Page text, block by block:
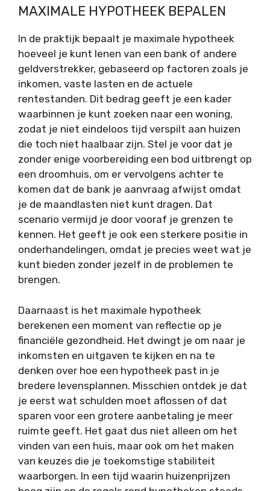
MAXIMALE HYPOTHEEK BEPALEN
In de praktijk bepaalt je maximale hypotheek
hoeveel je kunt lenen van een bank of andere
geldverstrekker, gebaseerd op factoren zoals je
inkomen, vaste lasten en de actuele
rentestanden. Dit bedrag geeft je een kader
waarbinnen je kunt zoeken naar een woning,
zodat je niet eindeloos tijd verspilt aan huizen
die toch niet haalbaar zijn. Stel je voor dat je
zonder enige voorbereiding een bod uitbrengt op
een droomhuis, om er vervolgens achter te
komen dat de bank je aanvraag afwijst omdat
je de maandlasten niet kunt dragen. Dat
scenario vermijd je door vooraf je grenzen te
kennen. Het geeft je ook een sterkere positie in
onderhandelingen, omdat je precies weet wat je
kunt bieden zonder jezelf in de problemen te
brengen.
Daarnaast is het maximale hypotheek
berekenen een moment van reflectie op je
financiële gezondheid. Het dwingt je om naar je
inkomsten en uitgaven te kijken en na te
denken over hoe een hypotheek past in je
bredere levensplannen. Misschien ontdek je dat
je eerst wat schulden moet aflossen of dat
sparen voor een grotere aanbetaling je meer
ruimte geeft. Het gaat dus niet alleen om het
vinden van een huis, maar ook om het maken
van keuzes die je toekomstige stabiliteit
waarborgen. In een tijd waarin huizenprijzen